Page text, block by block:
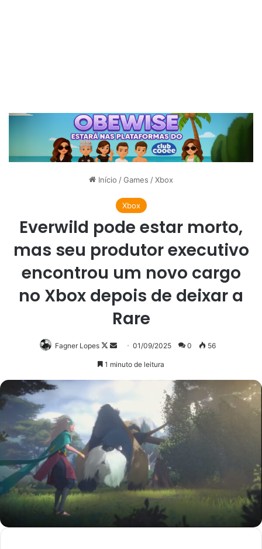
Início /Games /Xbox
Xbox
Everwild pode estar morto,
mas seu produtor executivo
encontrou um novo cargo
no Xbox depois de deixar a
Rare
Fagner Lopes
Follow
Mande01/09/2025 0 56
1 minuto de leitura